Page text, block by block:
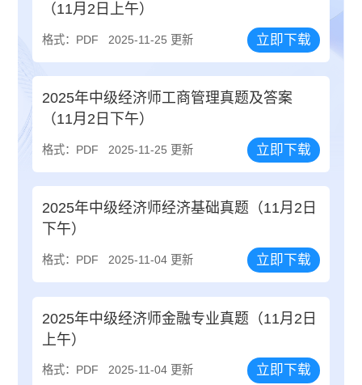
（11月2日上午）
格式：PDF 2025-11-25 更新 立即下载
2025年中级经济师工商管理真题及答案
（11月2日下午）
格式：PDF 2025-11-25 更新 立即下载
2025年中级经济师经济基础真题（11月2日
下午）
格式：PDF 2025-11-04 更新 立即下载
2025年中级经济师金融专业真题（11月2日
上午）
格式：PDF 2025-11-04 更新 立即下载